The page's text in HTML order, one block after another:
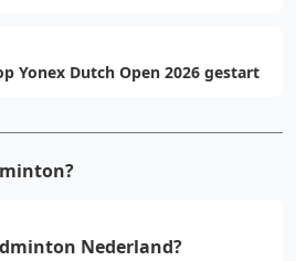
Yonex Dutch Open 2026 gestart
Nederland?